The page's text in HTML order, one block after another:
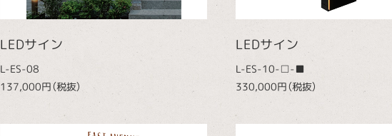
LEDサイン
L-ES-08
137,000円（税抜）
LEDサイン
L-ES-10-□-■
330,000円（税抜）